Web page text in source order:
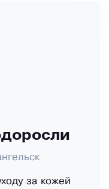
за кожей